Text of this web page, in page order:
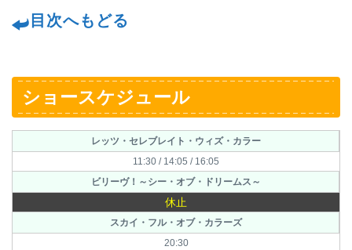
目次へもどる
ショースケジュール
レッツ・セレブレイト・ウィズ・カラー
11:30 / 14:05 / 16:05
ビリーヴ！～シー・オブ・ドリームス～
休止
スカイ・フル・オブ・カラーズ
20:30